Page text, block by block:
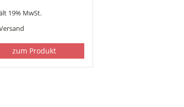
19% MwSt.
zum Produkt